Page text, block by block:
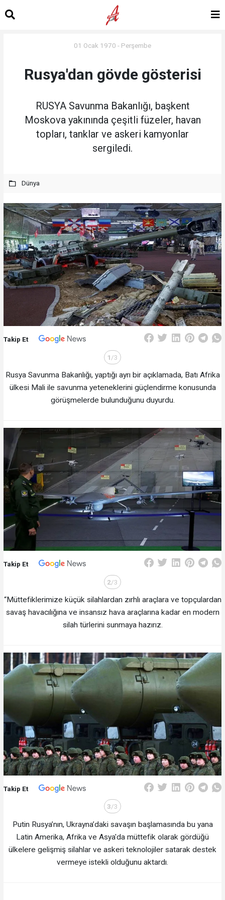
01 Ocak 1970 - Perşembe
Rusya'dan gövde gösterisi
RUSYA Savunma Bakanlığı, başkent
Moskova yakınında çeşitli füzeler, havan
topları, tanklar ve askeri kamyonlar
sergiledi.
Dünya
Takip Et
1/3
Rusya Savunma Bakanlığı, yaptığı ayrı bir açıklamada, Batı Afrika
ülkesi Mali ile savunma yeteneklerini güçlendirme konusunda
görüşmelerde bulunduğunu duyurdu.
Takip Et
2/3
“Müttefiklerimize küçük silahlardan zırhlı araçlara ve topçulardan
savaş havacılığına ve insansız hava araçlarına kadar en modern
silah türlerini sunmaya hazırız.
Takip Et
3/3
Putin Rusya’nın, Ukrayna’daki savaşın başlamasında bu yana
Latin Amerika, Afrika ve Asya'da müttefik olarak gördüğü
ülkelere gelişmiş silahlar ve askeri teknolojiler satarak destek
vermeye istekli olduğunu aktardı.